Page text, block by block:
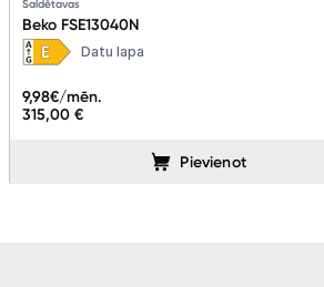
Saldētavas
Beko FSE13040N
Datu lapa
315,00 €
9,98€/mēn.
Pievienot